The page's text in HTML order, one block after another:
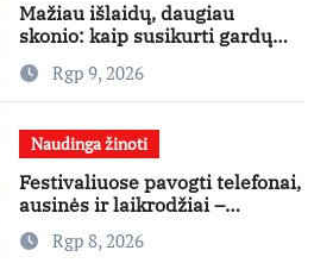
Mažiau išlaidų, daugiau
skonio: kaip susikurti gardų
pikniką iš vos kelių produktų
Rgp 9, 2026
Naudinga žinoti
Festivaliuose pavogti telefonai,
ausinės ir laikrodžiai –
ekspertai primena apie
didžiausias finansines rizikas
Rgp 8, 2026